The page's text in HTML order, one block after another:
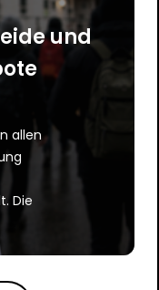
und
allen
Die